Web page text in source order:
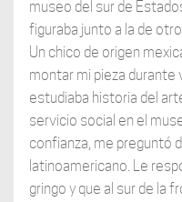
museo del sur de
figuraba junto a la de
Un chico de origen
montar mi pieza durante
estudiaba historia del
servicio social en el
confianza, me preguntó
latinoamericano. Le
gringo y que al sur de la